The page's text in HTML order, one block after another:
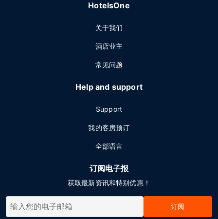
HotelsOne
关于我们
酒店业主
常见问题
Help and support
Support
我的客房预订
全部语言
订阅电子报
获取最新资讯和特别优惠！
订阅